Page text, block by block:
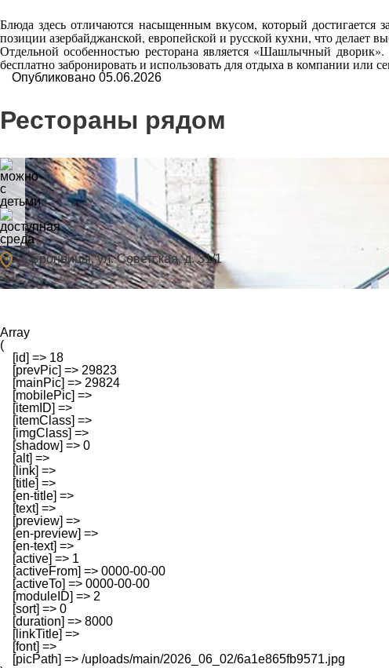
Блюда здесь отличаются насыщенным вкусом, который достигается
позиции азербайджанской, европейской и русской кухни, что делает
Отдельной особенностью ресторана является «Шашлычный
бесплатно забронировать и использовать для отдыха в компании или
Опубликовано 05.06.2026
Рестораны рядом
Бар El Gaucho
г. Бронницы, ул. Советская, д. 31/1
Array
(
    [id] => 18
    [prevPic] => 29823
    [mainPic] => 29824
    [mobilePic] =>
    [itemID] =>
    [itemClass] =>
    [imgClass] =>
    [shadow] => 0
    [alt] =>
    [link] =>
    [title] =>
    [en-title] =>
    [text] =>
    [preview] =>
    [en-preview] =>
    [en-text] =>
    [active] => 1
    [activeFrom] => 0000-00-00
    [activeTo] => 0000-00-00
    [moduleID] => 2
    [sort] => 0
    [duration] => 8000
    [linkTitle] =>
    [font] =>
    [picPath] => /uploads/main/2026_06_02/6a1e865fb9571.jpg